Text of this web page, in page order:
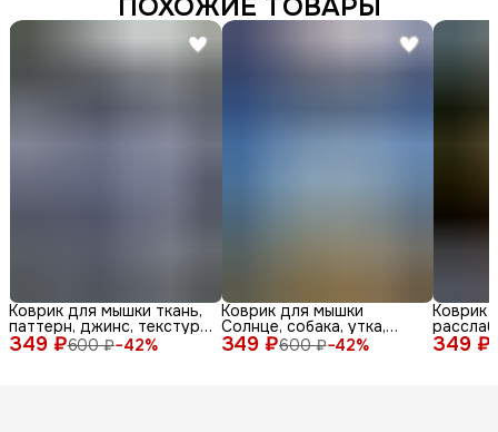
349 ₽600 ₽−42%
Коврик для мышки ткань,
паттерн, джинс, текстура,
синий, бел 349 ₽600 ₽−42%
Коврик для мышки
Солнце, собака, утка,
очки, море, доска, ле 349 ₽
Коврик